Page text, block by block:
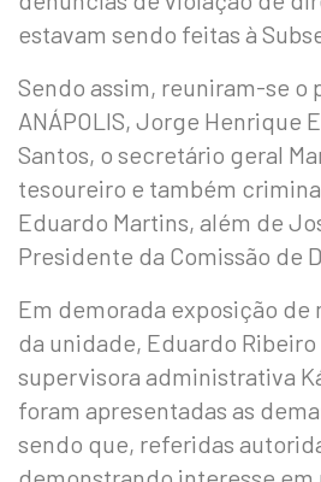
estavam sendo feitas à
Sendo assim, reuniram-se o
ANÁPOLIS, Jorge Henrique
Santos, o secretário geral
tesoureiro e também
Eduardo Martins, além de
Presidente da Comissão de
Em demorada exposição de
da unidade, Eduardo Ribeiro
supervisora administrativa
foram apresentadas as
sendo que, referidas